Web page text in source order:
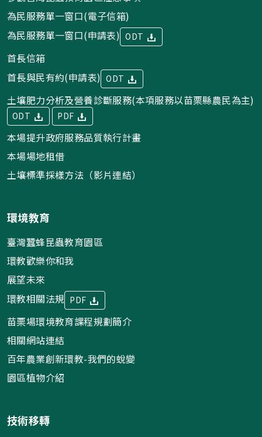
為民服務單一窗口(電子信箱)
為民服務單一窗口(申請表) ODT
首長信箱
首長與民有約(申請表) ODT
土壤肥力分析及營養診斷服務(本項服務以苗栗縣農民為主)
ODT PDF
本場提升政府服務品質執行計畫
本場場地租借
土壤標準採樣方法（影片連結）
環境教育
臺灣蠶蜂昆蟲教育園區
環教歡樂你和我
展望未來
環教相關法規 PDF
苗栗場環境教育課程規劃簡介
相關網站連結
百年農業創新環教-我們的蛻變
園區植物介紹
技術移轉